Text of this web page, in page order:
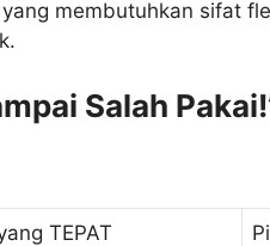
membutuhkan sifat
Salah
TEPAT